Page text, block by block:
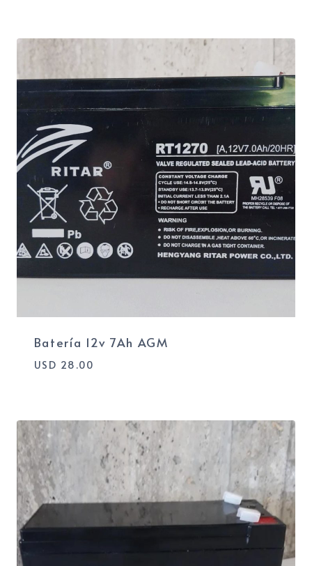
Batería 12v 7Ah AGM
USD 28.00